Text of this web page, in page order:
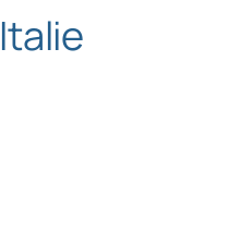
Italie